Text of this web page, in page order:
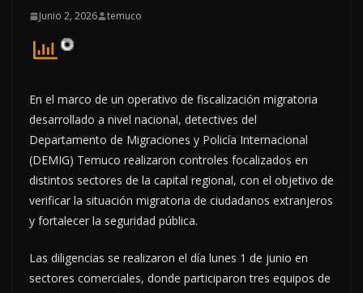
Junio 2, 2026 temuco
En el marco de un operativo de fiscalización migratoria
desarrollado a nivel nacional, detectives del
Departamento de Migraciones y Policía Internacional
(DEMIG) Temuco realizaron controles focalizados en
distintos sectores de la capital regional, con el objetivo de
verificar la situación migratoria de ciudadanos extranjeros
y fortalecer la seguridad pública.
Las diligencias se realizaron el día lunes 1 de junio en
sectores comerciales, donde participaron tres equipos de